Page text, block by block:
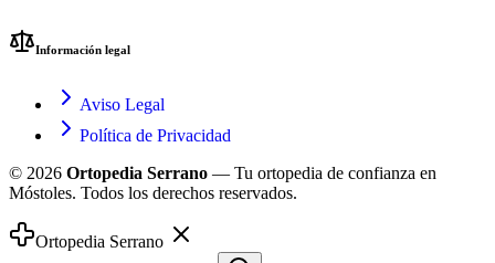
Información legal
Aviso Legal
Política de Privacidad
© 2026 Ortopedia Serrano — Tu ortopedia de confianza en
Móstoles. Todos los derechos reservados.
Ortopedia Serrano